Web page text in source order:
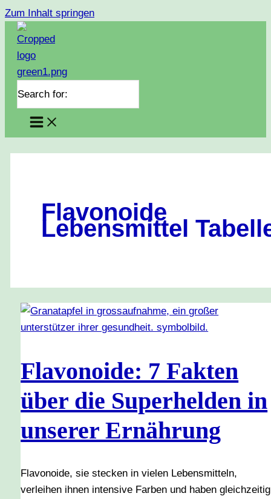
Zum Inhalt springen
Search for:
Flavonoide
Lebensmittel
Flavonoide: 7 Fakten
über die Superhelden in
unserer Ernährung
Flavonoide, sie stecken in vielen Lebensmitteln,
verleihen ihnen intensive Farben und haben gleichzeitig